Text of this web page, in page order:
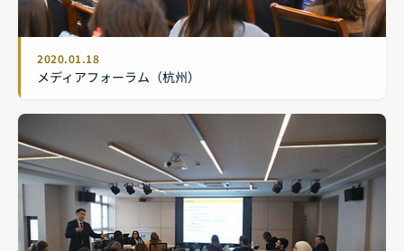
2020.01.18
メディアフォーラム（杭州）